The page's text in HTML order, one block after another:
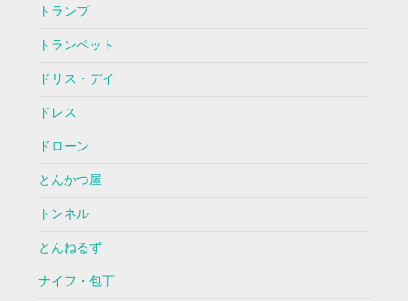
トランプ
トランペット
ドリス・デイ
ドレス
ドローン
とんかつ屋
トンネル
とんねるず
ナイフ・包丁